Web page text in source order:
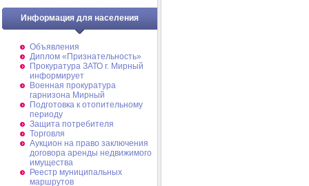
Информация для населения
Объявления
Диплом «Признательность»
Прокуратура ЗАТО г. Мирный
информирует
Военная прокуратура
гарнизона Мирный
Подготовка к отопительному
периоду
Защита потребителя
Торговля
Аукцион на право заключения
договора аренды недвижимого
имущества
Реестр муниципальных
маршрутов